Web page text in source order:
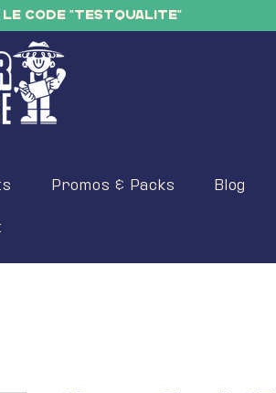
LE CODE "TESTQUALITE"
Promos & Packs Blog